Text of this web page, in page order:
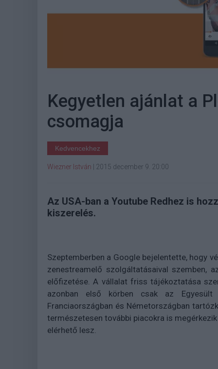
Kegyetlen ajánlat a
csomagja
Kedvencekhez
Wiezner István 2015 december 9. 20:00
Az USA-ban a Youtube Redhez is
kiszerelés.
Szeptemberben a Google bejelentette, hogy
zenestreamelő szolgáltatásaival szemben,
előfizetése. A vállalat friss tájékoztatása
azonban első körben csak az Egyesült
Franciaországban és Németországban
természetesen további piacokra is
elérhető lesz.